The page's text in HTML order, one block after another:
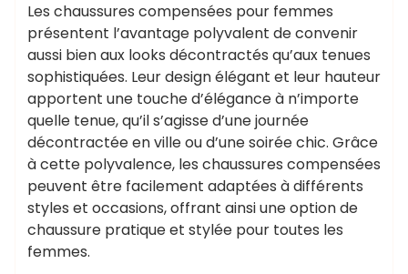
Les chaussures compensées pour femmes
présentent l’avantage polyvalent de convenir
aussi bien aux looks décontractés qu’aux tenues
sophistiquées. Leur design élégant et leur hauteur
apportent une touche d’élégance à n’importe
quelle tenue, qu’il s’agisse d’une journée
décontractée en ville ou d’une soirée chic. Grâce
à cette polyvalence, les chaussures compensées
peuvent être facilement adaptées à différents
styles et occasions, offrant ainsi une option de
chaussure pratique et stylée pour toutes les
femmes.